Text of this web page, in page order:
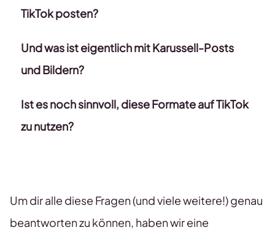
TikTok posten?
Und was ist eigentlich mit Karussell-Posts
und Bildern?
Ist es noch sinnvoll, diese Formate auf TikTok
zu nutzen?
Um dir alle diese Fragen (und viele weitere!) genau
beantworten zu können, haben wir eine